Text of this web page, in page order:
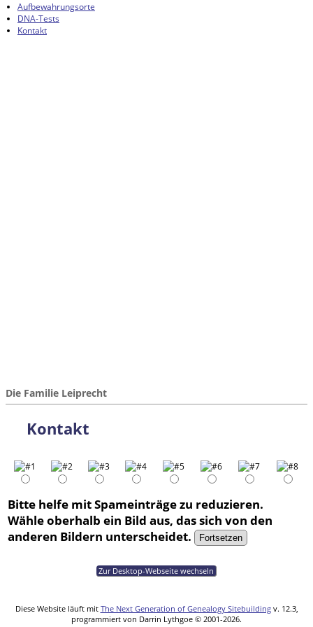
Aufbewahrungsorte
DNA-Tests
Kontakt
Die Familie Leiprecht
Kontakt
Bitte helfe mit Spameinträge zu reduzieren.
Wähle oberhalb ein Bild aus, das sich von den
anderen Bildern unterscheidet.
Zur Desktop-Webseite wechseln
Diese Website läuft mit The Next Generation of Genealogy Sitebuildingv. 12.3,
programmiert von Darrin Lythgoe © 2001-2026.